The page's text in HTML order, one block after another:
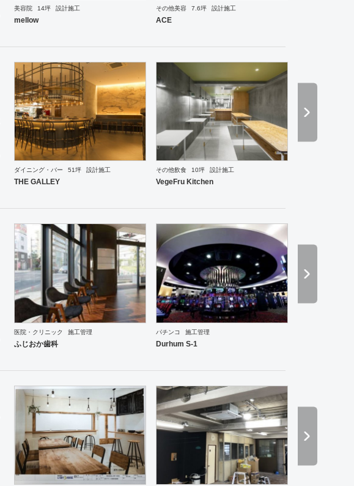
カフェ・パン・ケーキ 和食・寿司
美容院 14坪 設計施工
mellow
その他美容 7.6坪 設計施工
ACE
カフェ・パン・ケーキ ラーメン・そば・うどん 和食・寿司 焼肉・中華料理・韓国料理 その他 オフィス
ダイニング・バー 51坪 設計施工
THE GALLEY
その他飲食 10坪 設計施工
VegeFru Kitchen
カフェ・パン・ケーキ 和食・寿司 焼肉・中華料理・韓国料理
医院・クリニック 施工管理
ふじおか歯科
パチンコ 施工管理
Durhum S-1
カフェ・パン・ケーキ ラーメン・そば・うどん 焼肉・中華料理・韓国料理 その他 オフィス イベントブース・ショー